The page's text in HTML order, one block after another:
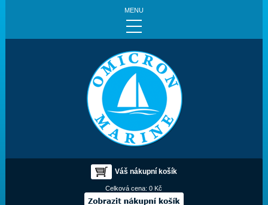
MENU
Váš nákupní košík
Celková cena:0 Kč